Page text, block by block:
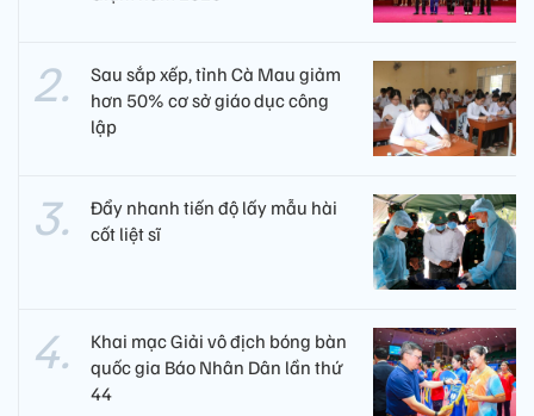
Sau sắp xếp, tỉnh Cà Mau giảm
hơn 50% cơ sở giáo dục công
lập
Đẩy nhanh tiến độ lấy mẫu hài
cốt liệt sĩ
Khai mạc Giải vô địch bóng bàn
quốc gia Báo Nhân Dân lần thứ
44